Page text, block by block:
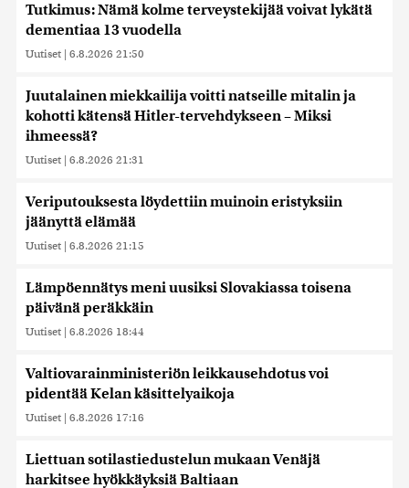
Tutkimus: Nämä kolme terveystekijää voivat lykätä
dementiaa 13 vuodella
Uutiset | 6.8.2026 21:50
Juutalainen miekkailija voitti natseille mitalin ja
kohotti kätensä Hitler-tervehdykseen – Miksi
ihmeessä?
Uutiset | 6.8.2026 21:31
Veriputouksesta löydettiin muinoin eristyksiin
jäänyttä elämää
Uutiset | 6.8.2026 21:15
Lämpöennätys meni uusiksi Slovakiassa toisena
päivänä peräkkäin
Uutiset | 6.8.2026 18:44
Valtiovarainministeriön leikkausehdotus voi
pidentää Kelan käsittelyaikoja
Uutiset | 6.8.2026 17:16
Liettuan sotilastiedustelun mukaan Venäjä
harkitsee hyökkäyksiä Baltiaan